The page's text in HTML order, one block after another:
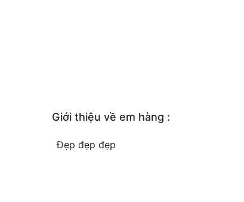
Giới thiệu về em hàng :
Đẹp đẹp đẹp